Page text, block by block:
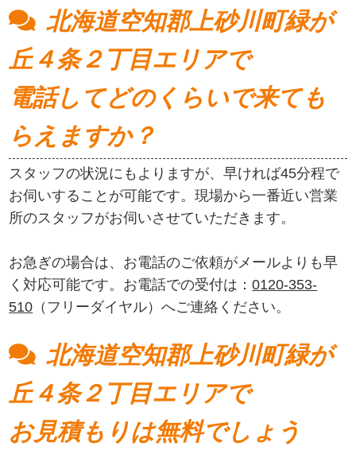
北海道空知郡上砂川町緑が
丘４条２丁目エリアで
電話してどのくらいで来ても
らえますか？
スタッフの状況にもよりますが、早ければ45分程で
お伺いすることが可能です。現場から一番近い営業
所のスタッフがお伺いさせていただきます。
お急ぎの場合は、お電話のご依頼がメールよりも早
く対応可能です。お電話での受付は：0120-353-
510 （フリーダイヤル）へご連絡ください。
北海道空知郡上砂川町緑が
丘４条２丁目エリアで
お見積もりは無料でしょう